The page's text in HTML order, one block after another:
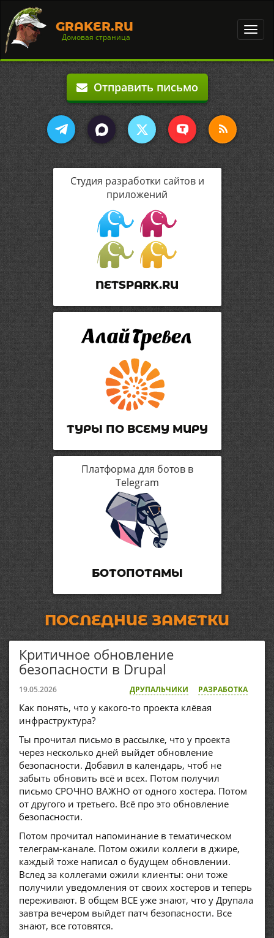
GRAKER.RU
Домовая страница
Отправить письмо
Студия разработки сайтов и
приложений
NETSPARK.RU
ТУРЫ ПО ВСЕМУ МИРУ
Платформа для ботов в
Telegram
БОТОПОТАМЫ
ПОСЛЕДНИЕ ЗАМЕТКИ
Критичное обновление
безопасности в Drupal
19.05.2026 ДРУПАЛЬЧИКИ РАЗРАБОТКА
Как понять, что у какого-то проекта клёвая
инфраструктура?
Ты прочитал письмо в рассылке, что у проекта
через несколько дней выйдет обновление
безопасности. Добавил в календарь, чтоб не
забыть обновить всё и всех. Потом получил
письмо СРОЧНО ВАЖНО от одного хостера. Потом
от другого и третьего. Всё про это обновление
безопасности.
Потом прочитал напоминание в тематическом
телеграм-канале. Потом ожили коллеги в джире,
каждый тоже написал о будущем обновлении.
Вслед за коллегами ожили клиенты: они тоже
получили уведомления от своих хостеров и теперь
переживают. В общем ВСЕ уже знают, что у Друпала
завтра вечером выйдет патч безопасности. Все
знают, все готовятся.